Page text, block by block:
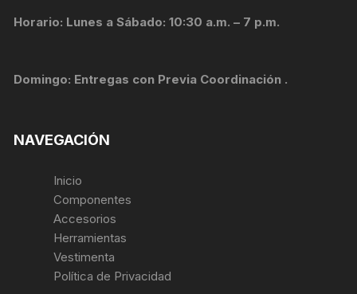
Horario: Lunes a Sábado: 10:30 a.m. – 7 p.m.
Domingo: Entregas con Previa Coordinación .
NAVEGACIÓN
Inicio
Componentes
Accesorios
Herramientas
Vestimenta
Política de Privacidad